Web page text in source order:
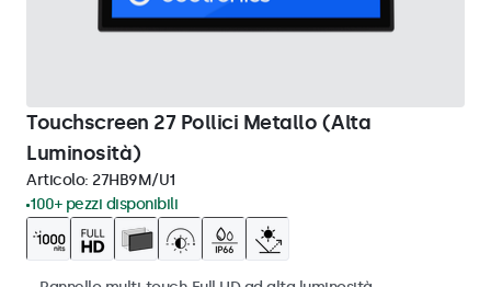
Touchscreen 27 Pollici Metallo (Alta
Luminosità)
Articolo: 27HB9M/U1
100+ pezzi disponibili